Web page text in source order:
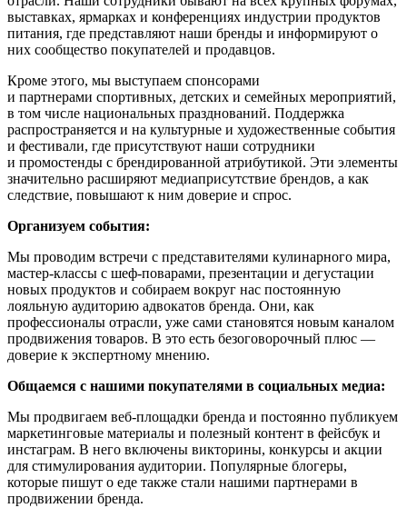
выставках, ярмарках и конференциях индустрии продуктов
питания, где представляют наши бренды и информируют о
них сообщество покупателей и продавцов.
Кроме этого, мы выступаем спонсорами
и партнерами спортивных, детских и семейных мероприятий,
в том числе национальных празднований. Поддержка
распространяется и на культурные и художественные события
и фестивали, где присутствуют наши сотрудники
и промостенды с брендированной атрибутикой. Эти элементы
значительно расширяют медиаприсутствие брендов, а как
следствие, повышают к ним доверие и спрос.
Организуем события:
Мы проводим встречи с представителями кулинарного мира,
мастер-классы с шеф-поварами, презентации и дегустации
новых продуктов и собираем вокруг нас постоянную
лояльную аудиторию адвокатов бренда. Они, как
профессионалы отрасли, уже сами становятся новым каналом
продвижения товаров. В это есть безоговорочный плюс —
доверие к экспертному мнению.
Общаемся с нашими покупателями в социальных медиа:
Мы продвигаем веб-площадки бренда и постоянно публикуем
маркетинговые материалы и полезный контент в фейсбук и
инстаграм. В него включены викторины, конкурсы и акции
для стимулирования аудитории. Популярные блогеры,
которые пишут о еде также стали нашими партнерами в
продвижении бренда.